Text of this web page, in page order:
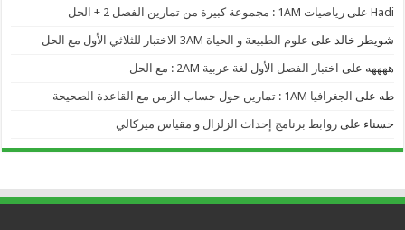
Hadi علىرياضيات 1AM : مجموعة كبيرة من تمارين الفصل 2 + الحل
شويطر خالد على علوم الطبيعة و الحياة 3AM الاختبار للثلاثي الأول مع الحل
ههههه على اختبار الفصل الأول لغة عربية 2AM : مع الحل
طه على الجغرافيا 1AM : تمارين حول حساب الزمن مع القاعدة الصحيحة
حسناء علىروابط برنامج إحداث الزلزال و مقياس ميركالي